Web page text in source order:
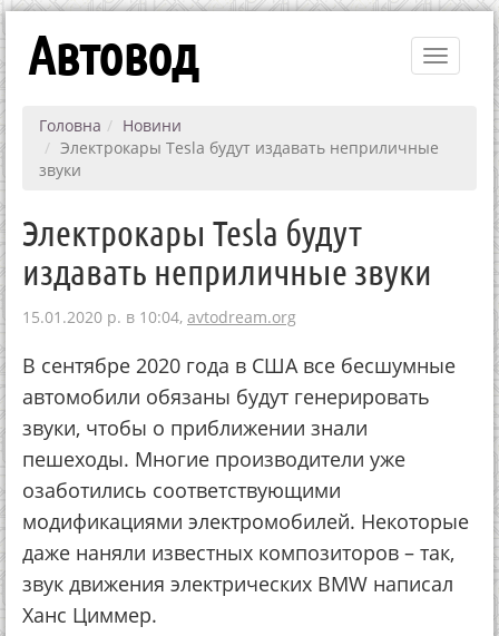
Toggle
Автовод
Головна
Новини
Электрокары Tesla будут издавать неприличные
звуки
Электрокары Tesla будут
издавать неприличные звуки
15.01.2020 р. в 10:04, avtodream.org
В сентябре 2020 года в США все бесшумные
автомобили обязаны будут генерировать
звуки, чтобы о приближении знали
пешеходы. Многие производители уже
озаботились соответствующими
модификациями электромобилей. Некоторые
даже наняли известных композиторов – так,
звук движения электрических BMW написал
Ханс Циммер.